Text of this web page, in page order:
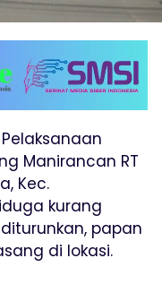
Pelaksanaan
Manirancan RT
Kec.
kurang
papan
di lokasi.